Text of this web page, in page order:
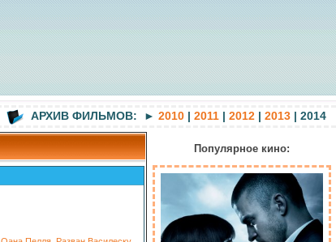
АРХИВ ФИЛЬМОВ: ► 2010 | 2011 | 2012 | 2013 | 2014
Популярное кино: